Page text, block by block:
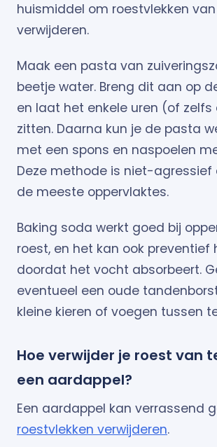
huismiddel om roestvlekken
verwijderen.
Maak een pasta van
beetje water. Breng dit aan op
en laat het enkele uren (of
zitten. Daarna kun je de pasta
met een spons en naspoelen
Deze methode is niet-agressief
de meeste oppervlaktes.
Baking soda werkt goed bij
roest, en het kan ook preventief
doordat het vocht absorbeert.
eventueel een oude
kleine kieren of voegen tussen
Hoe verwijder je roest van
een aardappel?
Een aardappel kan verrassend
roestvlekken verwijderen.